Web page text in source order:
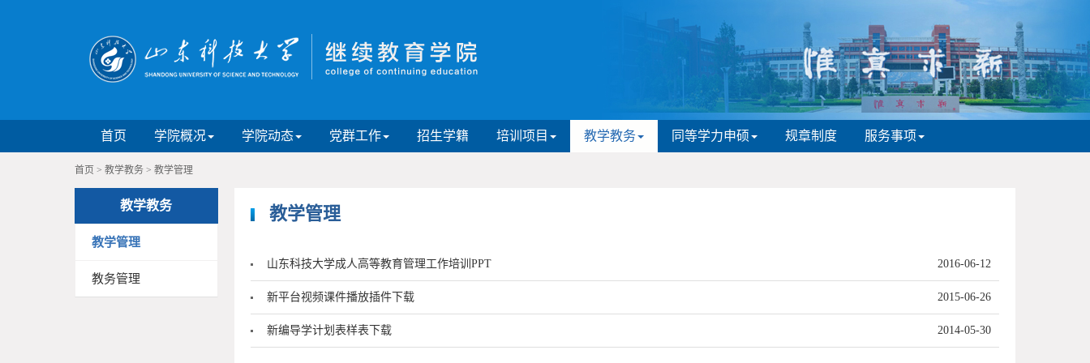
首页 学院概况 学院动态 党群工作 招生学籍 培训项目 教学教务 同等学力申硕 规章制度 服务事项
首页 > 教学教务 > 教学管理
教学教务
教学管理
教务管理
教学管理
山东科技大学成人高等教育管理工作培训PPT 2016-06-12
新平台视频课件播放插件下载 2015-06-26
新编导学计划表样表下载 2014-05-30